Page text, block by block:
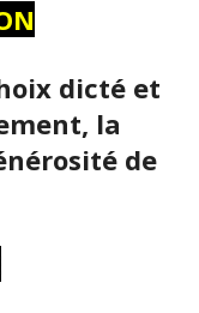
dicté et
la
de